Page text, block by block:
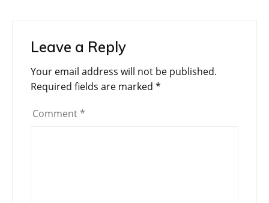
Leave a Reply
Your email address will not be published.
Required fields are marked *
Comment *